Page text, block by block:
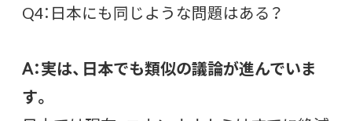
Q4：日本にも同じような問題はある？
A：実は、日本でも類似の議論が進んでいま
す。